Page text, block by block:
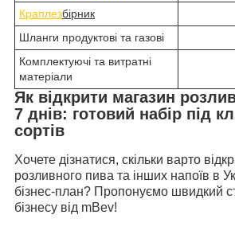
Краплезбірник
Шланги продуктові та газові
Комплектуючі та витратні
матеріали
Як відкрити магазин
7 днів: готовий набір під
сортів
Хочете дізнатися, скільки варто
розливного пива та інших напоїв в
бізнес-план? Пропонуємо швидкий
бізнесу від mBev!